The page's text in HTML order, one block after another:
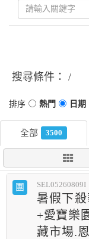
搜尋條件：
3500
團 SEL05260809I
暑假下
+愛寶樂
藏市場.